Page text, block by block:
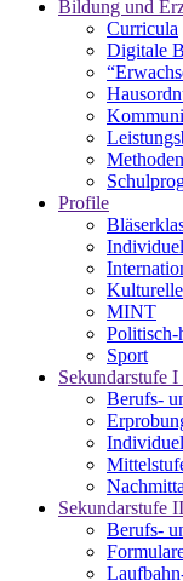
Bildung und
Curricula
Digitale
Profile
MINT
Politisch-
Sport
Sekundarstufe
Berufs-
Sekundarstufe
Berufs-